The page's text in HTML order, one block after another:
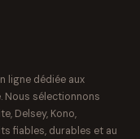
ligne dédiée aux
Nous sélectionnons
Delsey, Kono,
fiables, durables et au